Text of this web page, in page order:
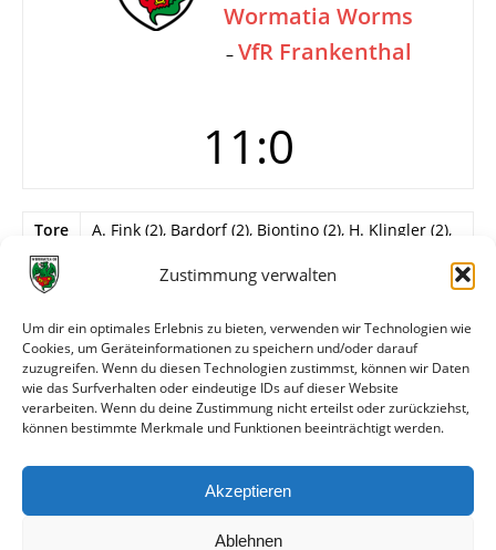
Zustimmung verwalten
Um dir ein optimales Erlebnis zu bieten, verwenden wir Technologien wie
Cookies, um Geräteinformationen zu speichern und/oder darauf
zuzugreifen. Wenn du diesen Technologien zustimmst, können wir Daten
wie das Surfverhalten oder eindeutige IDs auf dieser Website
verarbeiten. Wenn du deine Zustimmung nicht erteilst oder zurückziehst,
können bestimmte Merkmale und Funktionen beeinträchtigt werden.
Akzeptieren
Ablehnen
Wormatia Worms
– VfR Frankenthal
11:0
Tore
A. Fink (2), Bardorf (2), Biontino (2), H. Klingler (2),
Info
– M. Kiefer (46. Heßler), Selbert (46. Kolb),
Hammer (46. H. Vogt) – E. Vogt, A. Fink, Bardorf
(46. H. Klingler), Bogert, Biontino.
Alle bisherigen Partien der beiden Mannschaften
anzeigen